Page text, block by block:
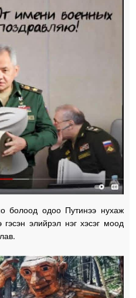
болоод одоо Путинээ нухаж
элийрэл нэг хэсэг моод